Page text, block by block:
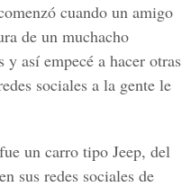
cuando un amigo
de un muchacho
así empecé a hacer otras
sociales a la gente le
un carro tipo Jeep, del
sus redes sociales de